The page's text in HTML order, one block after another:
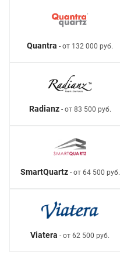
Quantra - от 132 000 руб.
Radianz- от 83 500 руб.
SmartQuartz- от 64 500 руб.
Viatera - от 62 500 руб.